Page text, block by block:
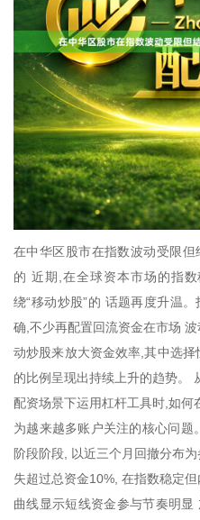
在中华区股市在指数波动受限
的 近期,在全球资本市场的指
绕“移动炒股”的 话题再度升温
确,不少再配置回流资金在市场
动炒股来放大资金效率,其中选
的比例呈现出持续上升的趋势。
配资场景下运用杠杆工具时,如
为越来越多账户关注的核心问
阶段阶段, 以近三个月回撤分布
失超过总资金10%, 在指数稳定
曲线显示短线资金参与节奏明